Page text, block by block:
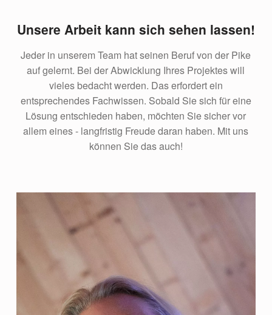
Unsere Arbeit kann sich sehen lassen!
Jeder in unserem Team hat seinen Beruf von der Pike
auf gelernt. Bei der Abwicklung Ihres Projektes will
vieles bedacht werden. Das erfordert ein
entsprechendes Fachwissen. Sobald Sie sich für eine
Lösung entschieden haben, möchten Sie sicher vor
allem eines - langfristig Freude daran haben. Mit uns
können Sie das auch!